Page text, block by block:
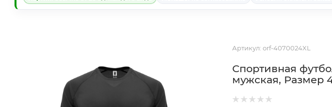
Артикул: orf-4070024XL
Спортивная
мужская, Размер